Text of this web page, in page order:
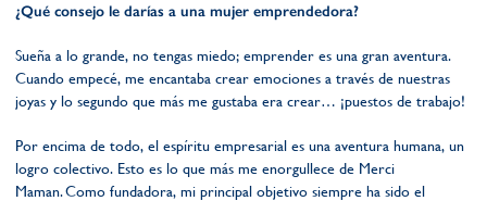
¿Qué consejo le darías a una mujer emprendedora?
Sueña a lo grande, no tengas miedo; emprender es una gran aventura.
Cuando empecé, me encantaba crear emociones a través de nuestras
joyas y lo segundo que más me gustaba era crear… ¡puestos de trabajo!
Por encima de todo, el espíritu empresarial es una aventura humana, un
logro colectivo. Esto es lo que más me enorgullece de Merci
Maman. Como fundadora, mi principal objetivo siempre ha sido el